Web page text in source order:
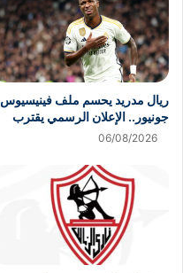
ريال مدريد يحسم ملف فينيسيوس
جونيور.. الإعلان الرسمي يقترب
06/08/2026